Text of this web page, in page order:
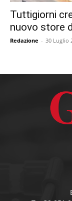
Tuttigiorni
nuovo store
Redazione - 30 Luglio